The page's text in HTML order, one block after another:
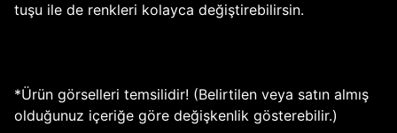
tuşu ile de renkleri kolayca değiştirebilirsin.
*Ürün görselleri temsilidir! (Belirtilen veya satın almış
olduğunuz içeriğe göre değişkenlik gösterebilir.)